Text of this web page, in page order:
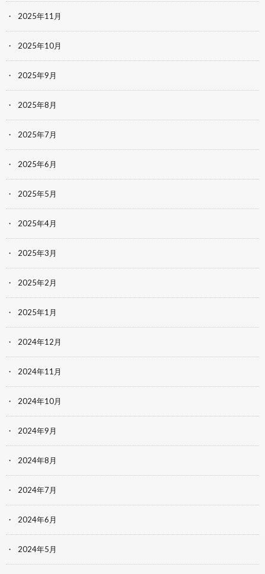
2025年11月
2025年10月
2025年9月
2025年8月
2025年7月
2025年6月
2025年5月
2025年4月
2025年3月
2025年2月
2025年1月
2024年12月
2024年11月
2024年10月
2024年9月
2024年8月
2024年7月
2024年6月
2024年5月